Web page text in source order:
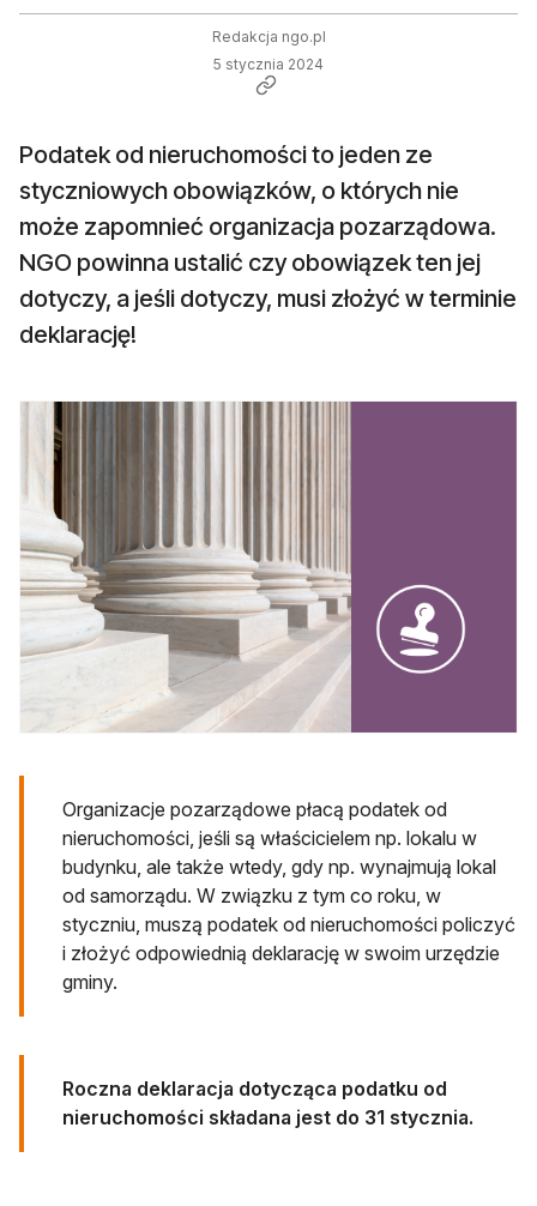
Redakcja ngo.pl
5 stycznia 2024
Podatek od nieruchomości to jeden ze
styczniowych obowiązków, o których nie
może zapomnieć organizacja pozarządowa.
NGO powinna ustalić czy obowiązek ten jej
dotyczy, a jeśli dotyczy, musi złożyć w terminie
deklarację!
Organizacje pozarządowe płacą podatek od
nieruchomości, jeśli są właścicielem np. lokalu w
budynku, ale także wtedy, gdy np. wynajmują lokal
od samorządu. W związku z tym co roku, w
styczniu, muszą podatek od nieruchomości policzyć
i złożyć odpowiednią deklarację w swoim urzędzie
gminy.
Roczna deklaracja dotycząca podatku od
nieruchomości składana jest do 31 stycznia.